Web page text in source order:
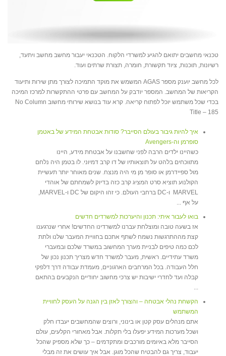
טכנאי מחשבים יתואם להגיע למשרדי הלקוח. הטכנאי יעבור מחשב מחשב ויתעד,
רשיונות, תוכנות, ציוד תקשורת, חומרה, תצורת שרתים ועוד.
לכל מחשב יוענק מספר AGAS המשמש את מוקד התמיכה לצורך מתן שירות ותיעוד
הקריאות של המחשב. המספר יודבק על המחשב עם פרטי ההתקשרות למרכז המיכה
בכדי שכל משתמש יוכל לפתוח קריאה. קרא עוד בנושא שירותי מחשוב No Column
Title – 185
איך להיות גיבור בעולם הסייבר? סודות אבטחת המידע של באטמן
סופרמן וה-Avengers
כשהיינו ילדים הרבה לפני שחשבנו על אבטחת מידע, היינו
מתווכחים בלהט על תוצאותיו של דו קרב דמיוני. לו בטמן היה נלחם
מול ספיידרמן או סופר מן מי היה מנצח. שנים מאוחר יותר תעשיית
הקולנוע תוציא סרט המציג קרב כזה בדיוק לשמחתם של אוהדי
על אף ...
בואו לעבור איתי: תכנון והיערכות למשרדים חדשים
אז בשעה טובה ומוצלחת עברנו למשרדינו החדשים! אחרי שנרגענו
קצת מההתרגשות נשמח לשתף אתכם בחוויית המעבר שלנו ולתת
לכם כמה טיפים לבניית מערך המחשוב במשרד שלכם ובמעברי
משרד עתידיים. ראשית, מעבר למשרד חדש מצריך תכנון נכון של
חלל העבודה. בכל המרחבים הארגוניים, מעמדת עבודה דרך דלפקי
קבלה ועד לחדרי ישיבות יש צרכי מחשוב יחודיים הנקבעים בהתאם
הקשחת נהלי אבטחה – והצורך לאזן בין הגנה על העסק לחוויית
המשתמש
אתם מנהלים עסק קטן או בינוני, ורוצים שהמחשבים יעבדו חלק
ושכל מערכות המידע יפעלו בלי תקלות. אבל מאחורי הקלעים, עולם
הסייבר מלא באיומים מורכבים ומתקדמים – כך שלא מספיק שהכל
יעבוד, צריך גם להבטיח שהכל מוגן. אבל איך עושים את זה מבלי